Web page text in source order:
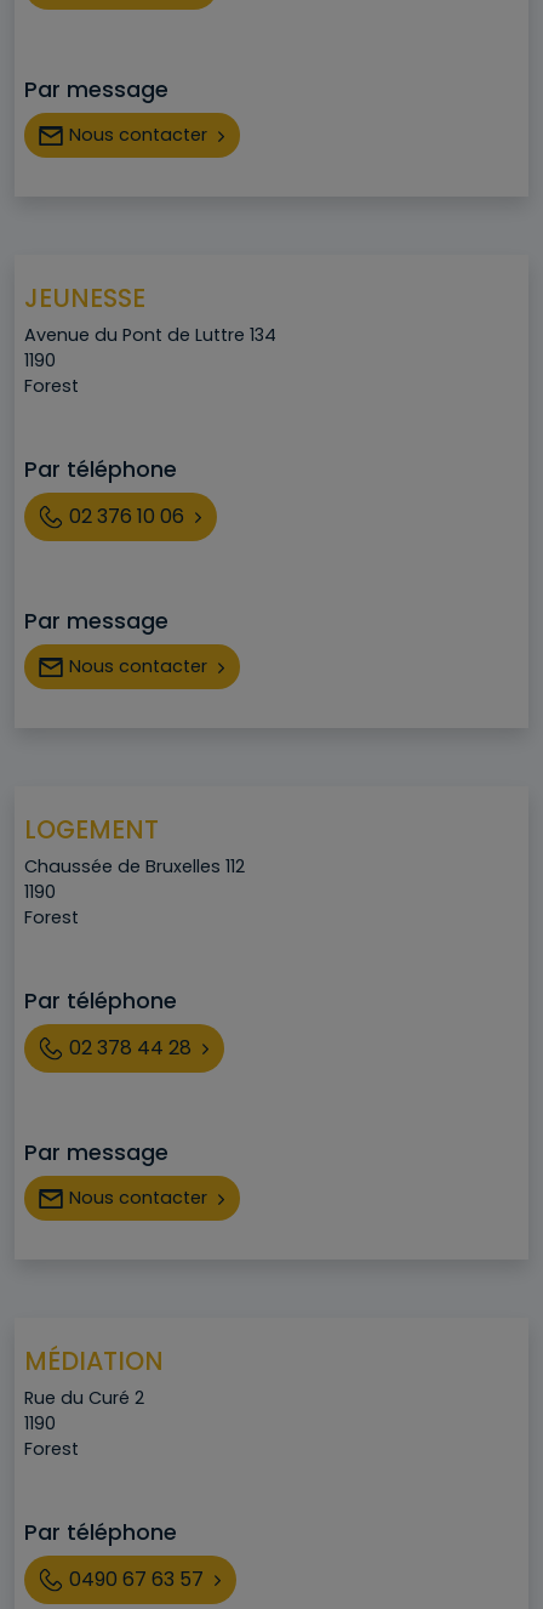
Par message
Nous contacter
JEUNESSE
Adresse
Avenue du Pont de Luttre 134
Code postal
1190
Ville
Forest
Par téléphone
Téléphone02 376 10 06
Par message
Nous contacter
LOGEMENT
Adresse
Chaussée de Bruxelles 112
Code postal
1190
Ville
Forest
Par téléphone
Téléphone02 378 44 28
Par message
Nous contacter
MÉDIATION
Adresse
Rue du Curé 2
Code postal
1190
Ville
Forest
Par téléphone
Téléphone0490 67 63 57